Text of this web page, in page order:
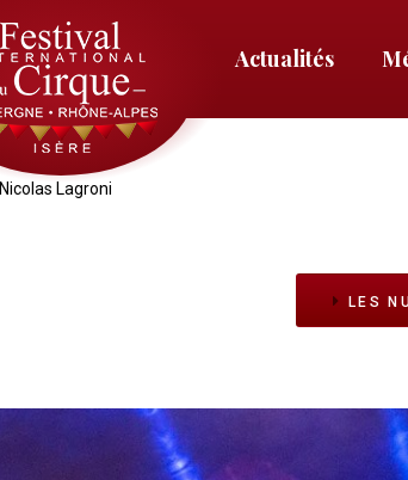
Menu
droite
Actualités
Nicolas Lagroni
LES